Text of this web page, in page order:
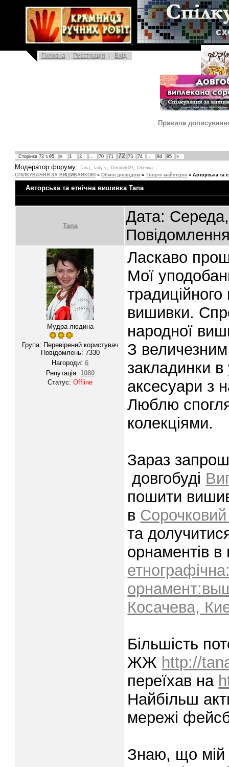
|
Головна Реєстрація Вхід
Правила
Сторінка72 з95 « 1 2 70 71 72 73 74 94 95 »
Модератор форуму:Tana ,lady-v ,Dmutrik09 ,Oленка
СПІЛКУВАННЯ ЗА ВИШИВАНКОЮ » Обмін досвідом » Творчі майстерні » Авторська та
Авторська та етнічна вишивка Tana
Tana
Дата:
Мудра людина
Група: Перевірений користувач
Повідомлень: 7330
Нагороди:6
Репутація: 1080
Статус:Offline
Ласкаво
Мої
традиційного
вишивки.
народної
З
закладинки
аксесуари з
Люблю
колекціями.
Зараз
довгобуді
пошити
в
та
орнаментів
Косачева,
Більшість
ЖЖ http://
переїхав на
Найбільш
мережі
Знаю, що мій